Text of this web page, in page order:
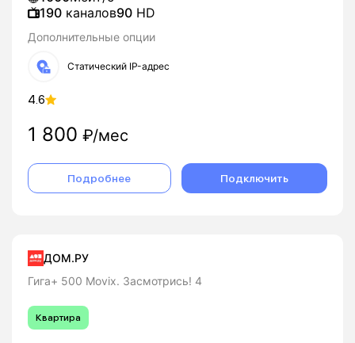
190 каналов90 HD
Дополнительные опции
Статический IP-адрес
4.6
1 800 ₽/мес
Подробнее Подключить
ДОМ.РУ
Гига+ 500 Movix. Засмотрись! 4
Квартира